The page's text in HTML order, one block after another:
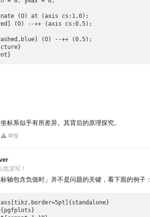
标系似乎有所差异。其背后的原理探究。
举报
没写！
轴包含负值时」并不是问题的关键，看下面的例子：